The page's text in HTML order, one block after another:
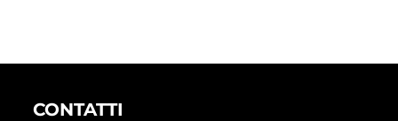
CONTATTI